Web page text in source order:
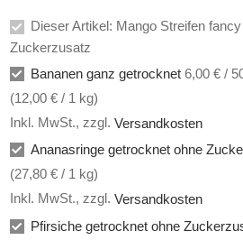
Dieser Artikel: Mango Streifen
Zuckerzusatz
Bananen ganz getrocknet 6,00 € /
(12,00 € / 1 kg)
Inkl. MwSt., zzgl. Versandkosten
Ananasringe getrocknet ohne
(27,80 € / 1 kg)
Inkl. MwSt., zzgl. Versandkosten
Pfirsiche getrocknet ohne